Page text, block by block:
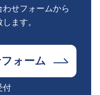
せフォームから
ます。
ォーム
付